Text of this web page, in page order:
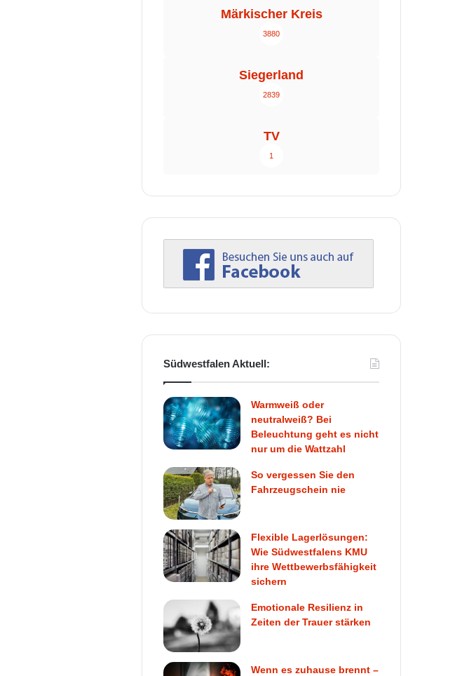
Märkischer Kreis
3880
Siegerland
2839
TV
1
Südwestfalen Aktuell:
Warmweiß oder
neutralweiß? Bei
Beleuchtung geht es nicht
nur um die Wattzahl
So vergessen Sie den
Fahrzeugschein nie
Flexible Lagerlösungen:
Wie Südwestfalens KMU
ihre Wettbewerbsfähigkeit
sichern
Emotionale Resilienz in
Zeiten der Trauer stärken
Wenn es zuhause brennt –